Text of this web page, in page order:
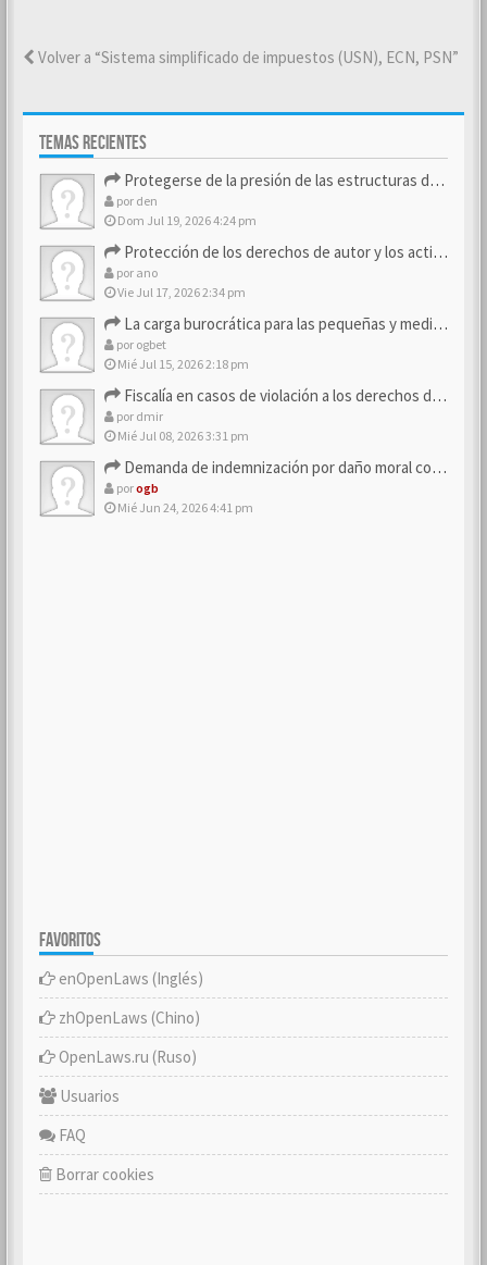
Volver a “Sistema simplificado de impuestos (USN), ECN, PSN”
TEMAS RECIENTES
Protegerse de la presión de las estructuras de control
por den
Dom Jul 19, 2026 4:24 pm
Protección de los derechos de autor y los activos de marca
por ano
Vie Jul 17, 2026 2:34 pm
La carga burocrática para las pequeñas y medianas empresas
por ogbet
Mié Jul 15, 2026 2:18 pm
Fiscalía en casos de violación a los derechos de los consum…
por dmir
Mié Jul 08, 2026 3:31 pm
Demanda de indemnización por daño moral contra la empresa
porogb
Mié Jun 24, 2026 4:41 pm
FAVORITOS
enOpenLaws (Inglés)
zhOpenLaws (Chino)
OpenLaws.ru (Ruso)
Usuarios
FAQ
Borrar cookies